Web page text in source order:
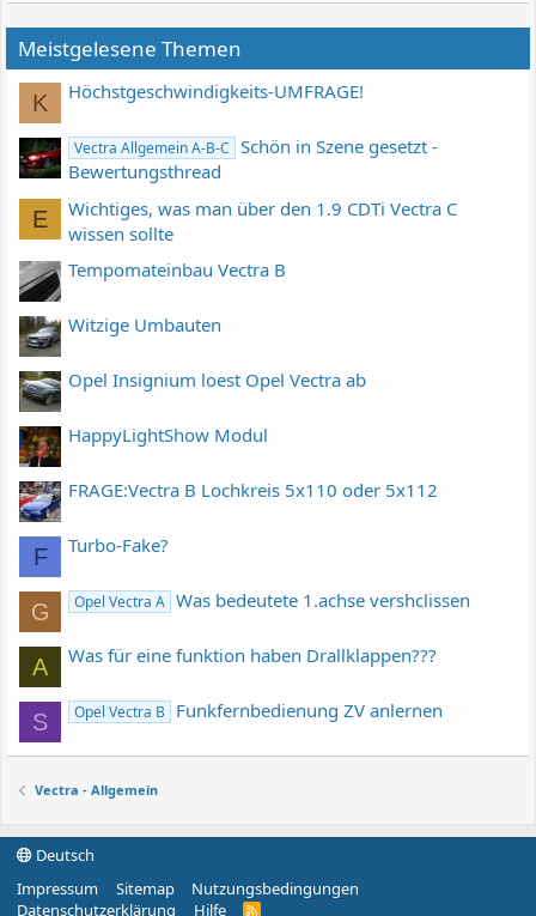
Meistgelesene Themen
K Höchstgeschwindigkeits-UMFRAGE!
Vectra Allgemein A-B-C
Schön in Szene gesetzt -
Bewertungsthread
E
Wichtiges, was man über den 1.9 CDTi Vectra C
wissen sollte
Tempomateinbau Vectra B
Witzige Umbauten
Opel Insignium loest Opel Vectra ab
HappyLightShow Modul
FRAGE:Vectra B Lochkreis 5x110 oder 5x112
F Turbo-Fake?
G Opel Vectra A Was bedeutete 1.achse vershclissen
A Was für eine funktion haben Drallklappen???
S Opel Vectra B Funkfernbedienung ZV anlernen
Vectra - Allgemein
Deutsch
Impressum
Sitemap
Nutzungsbedingungen
Datenschutzerklärung
Hilfe R